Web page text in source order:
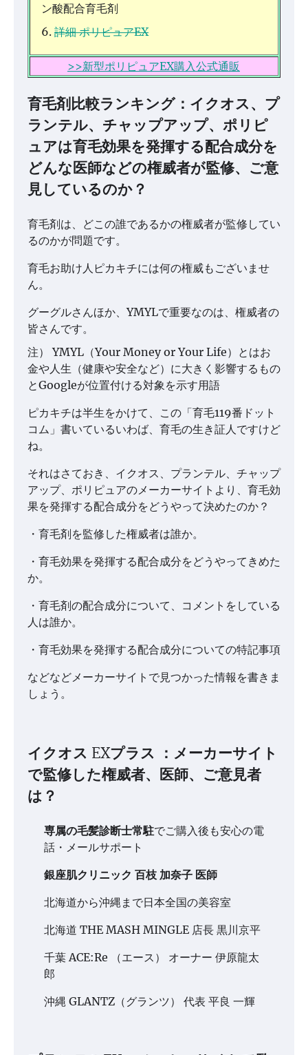
ン酸配合育毛剤
詳細 ポリピュアEX
>>新型ポリピュアEX購入公式通販
育毛剤比較ランキング：イクオス、プ
ランテル、チャップアップ、ポリピ
ュアは育毛効果を発揮する配合成分を
どんな医師などの権威者が監修、ご意
見しているのか？
育毛剤は、どこの誰であるかの権威者が監修してい
るのかが問題です。
育毛お助け人ピカキチには何の権威もございませ
ん。
グーグルさんほか、YMYLで重要なのは、権威者の
皆さんです。
注） YMYL（Your Money or Your Life）とはお
金や人生（健康や安全など）に大きく影響するもの
とGoogleが位置付ける対象を示す用語
ピカキチは半生をかけて、この「育毛119番ドット
コム」書いているいわば、育毛の生き証人ですけど
ね。
それはさておき、イクオス、プランテル、チャップ
アップ、ポリピュアのメーカーサイトより、育毛効
果を発揮する配合成分をどうやって決めたのか？
・育毛剤を監修した権威者は誰か。
・育毛効果を発揮する配合成分をどうやってきめた
か。
・育毛剤の配合成分について、コメントをしている
人は誰か。
・育毛効果を発揮する配合成分についての特記事項
などなどメーカーサイトで見つかった情報を書きま
しょう。
イクオス EXプラス ：メーカーサイト
で監修した権威者、医師、ご意見者
は？
専属の毛髪診断士常駐でご購入後も安心の電
話・メールサポート
銀座肌クリニック 百枝 加奈子 医師
北海道から沖縄まで日本全国の美容室
北海道 THE MASH MINGLE 店長 黒川京平
千葉 ACE:Re （エース） オーナー 伊原龍太
郎
沖縄 GLANTZ（グランツ） 代表 平良 一輝